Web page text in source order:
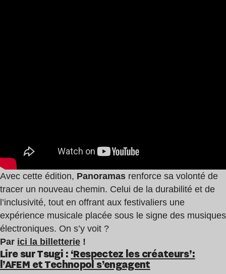
Avec cette édition, Panoramas renforce sa volonté de
tracer un nouveau chemin. Celui de la durabilité et de
l’inclusivité, tout en offrant aux festivaliers une
expérience musicale placée sous le signe des musiques
électroniques. On s’y voit ?
Par ici la billetterie !
Lire sur Tsugi : ‘Respectez les créateurs’:
l’AFEM et Technopol s’engagent